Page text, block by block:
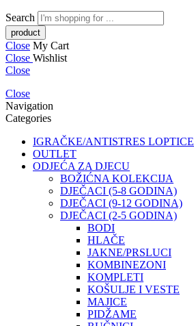
Search
Close My Cart
Close Wishlist
Close
Close
Navigation
Categories
IGRAČKE/ANTISTRES LOPTICE
OUTLET
ODJEĆA ZA DJECU
BOŽIĆNA KOLEKCIJA
DJEČACI (5-8 GODINA)
DJEČACI (9-12 GODINA)
DJEČACI (2-5 GODINA)
BODI
HLAČE
JAKNE/PRSLUCI
KOMBINEZONI
KOMPLETI
KOŠULJE I VESTE
MAJICE
PIDŽAME